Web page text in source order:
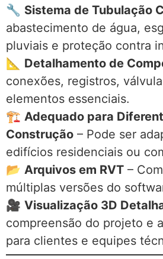
🔧 Sistema de Tubulação
abastecimento de água,
pluviais e proteção contra
📐 Detalhamento de
conexões, registros,
elementos essenciais.
🏗️ Adequado para
Construção – Pode ser
edifícios residenciais ou
📂 Arquivos em RVT –
múltiplas versões do
🎥 Visualização 3D
compreensão do projeto e
para clientes e equipes